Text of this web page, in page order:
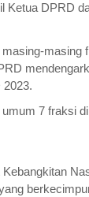
DPRD
7 fraksi